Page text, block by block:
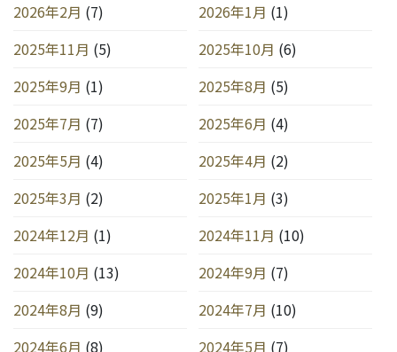
2026年2月 (7) 2026年1月 (1)
2025年11月 (5) 2025年10月 (6)
2025年9月 (1) 2025年8月 (5)
2025年7月 (7) 2025年6月 (4)
2025年5月 (4) 2025年4月 (2)
2025年3月 (2) 2025年1月 (3)
2024年12月 (1) 2024年11月 (10)
2024年10月 (13) 2024年9月 (7)
2024年8月 (9) 2024年7月 (10)
2024年6月 (8) 2024年5月 (7)